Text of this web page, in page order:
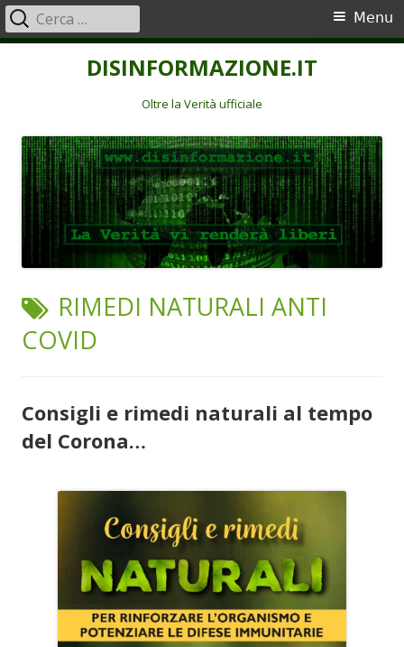
DISINFORMAZIONE.IT
Oltre la Verità ufficiale
Menu
principale
Menu
Ricerca
per:
TAG:
RIMEDI NATURALI ANTI
COVID
Consigli e rimedi naturali al tempo
del Corona…